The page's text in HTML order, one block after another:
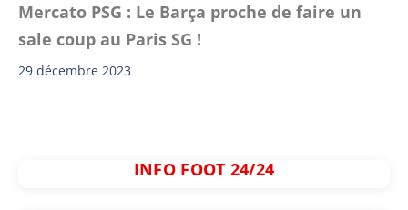
Mercato PSG : Le Barça proche de faire un
sale coup au Paris SG !
29 décembre 2023
INFO FOOT 24/24